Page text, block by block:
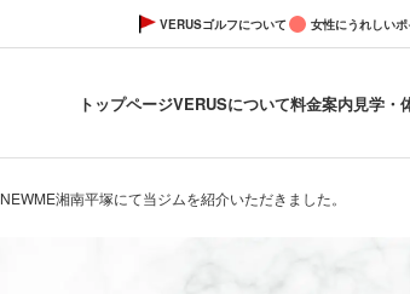
VERUSゴルフについて 女性にうれしい
トップページVERUSについて料金案内見学・
​NEWME湘南平塚にて当ジムを紹介いただきました。